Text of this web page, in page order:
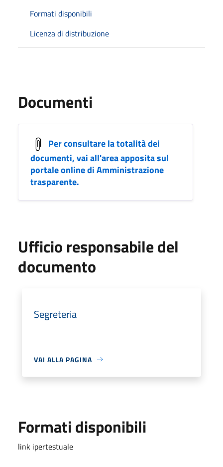
Formati disponibili
Licenza di distribuzione
Documenti
Per consultare la totalità dei
documenti, vai all'area apposita sul
portale online di Amministrazione
trasparente.
Ufficio responsabile del
documento
Segreteria
VAI ALLA PAGINA
Formati disponibili
link ipertestuale